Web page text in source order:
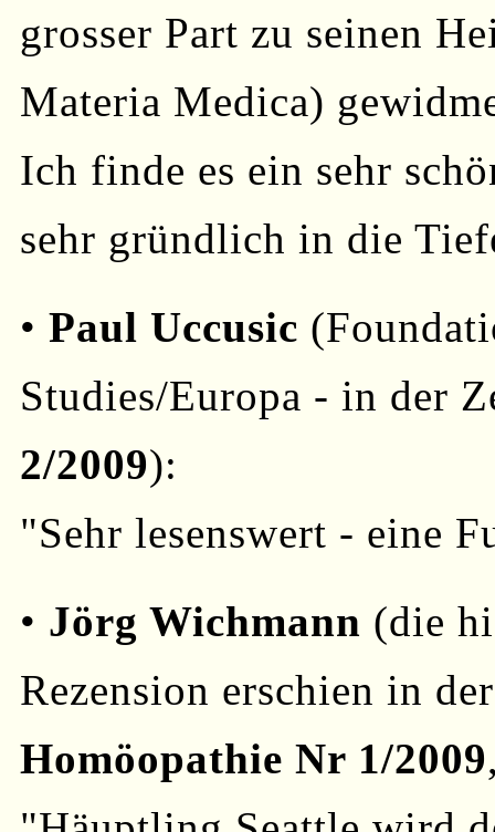
grosser Part zu seinen
Materia Medica)
Ich finde es ein sehr
sehr gründlich in die
• Paul Uccusic
Studies/Europa - in der
2/2009):
"Sehr lesenswert - eine
• Jörg Wichmann (die
Rezension erschien in
Homöopathie Nr 1/2009